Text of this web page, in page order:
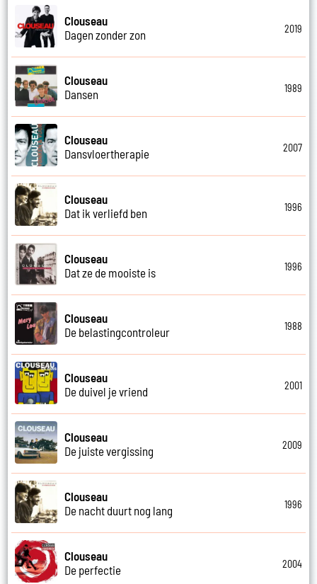
Clouseau
Dagen zonder zon
2019
Clouseau
Dansen
1989
Clouseau
Dansvloertherapie
2007
Clouseau
Dat ik verliefd ben
1996
Clouseau
Dat ze de mooiste is
1996
Clouseau
De belastingcontroleur
1988
Clouseau
De duivel je vriend
2001
Clouseau
De juiste vergissing
2009
Clouseau
De nacht duurt nog lang
1996
Clouseau
De perfectie
2004